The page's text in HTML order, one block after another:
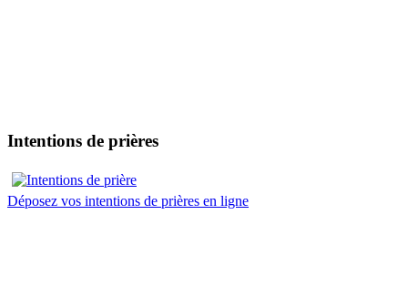
Intentions de prières
Déposez vos intentions de prières en ligne